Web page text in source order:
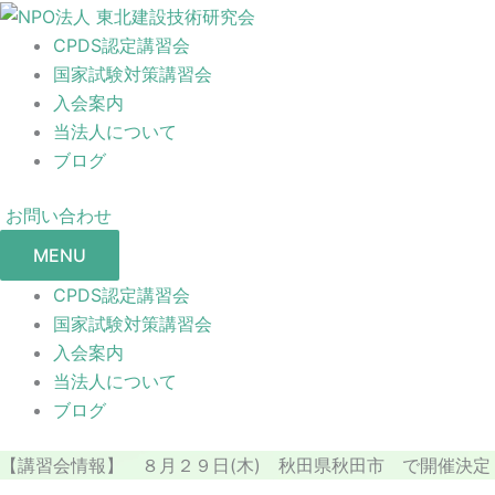
CPDS認定講習会
国家試験対策講習会
入会案内
当法人について
ブログ
お問い合わせ
MENU
CPDS認定講習会
国家試験対策講習会
入会案内
当法人について
ブログ
【講習会情報】 ８月２９日(木) 秋田県秋田市 で開催決定